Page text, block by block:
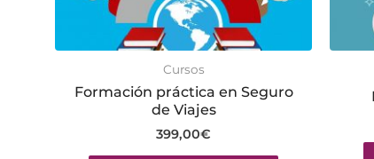
Cursos
Formación práctica en Seguro
de Viajes
399,00€